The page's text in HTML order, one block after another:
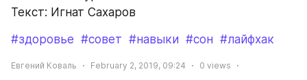
Текст: Игнат Сахаров
#здоровье #совет #навыки #сон #лайфхак
Евгений Коваль February 2, 2019, 09:24 0 views